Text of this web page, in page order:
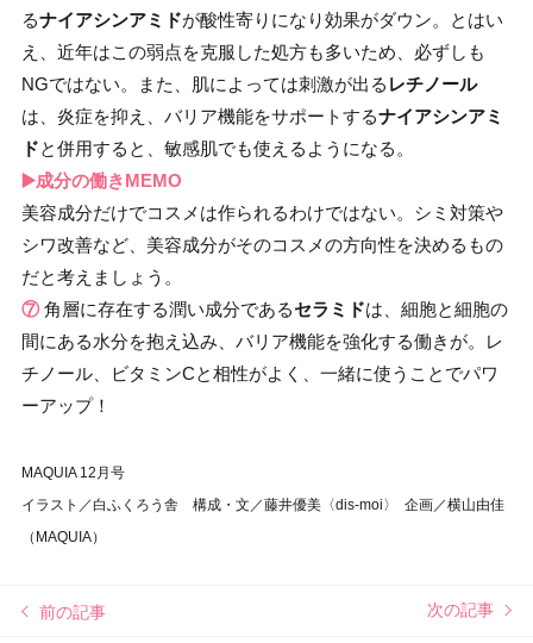
るナイアシンアミドが酸性寄りになり効果がダウン。とはい
え、近年はこの弱点を克服した処方も多いため、必ずしも
NGではない。また、肌によっては刺激が出る レチノール
は、炎症を抑え、バリア機能をサポートするナイアシンアミ
ドと併用すると、敏感肌でも使えるようになる。
▶️成分の働きMEMO
美容成分だけでコスメは作られるわけではない。シミ対策や
シワ改善など、美容成分がそのコスメの方向性を決めるもの
だと考えましょう。
⑦ 角層に存在する潤い成分であるセラミドは、細胞と細胞の
間にある水分を抱え込み、バリア機能を強化する働きが。レ
チノール、ビタミンCと相性がよく、一緒に使うことでパワ
ーアップ！
MAQUIA 12月号
イラスト／白ふくろう舎 構成・文／藤井優美〈dis-moi〉 企画／横山由佳
（MAQUIA）
前の記事 次の記事